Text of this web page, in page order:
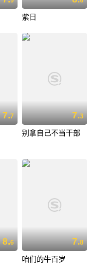
紫日
7.7 7.3
别拿自己不当干部
8.6 7.8
咱们的牛百岁